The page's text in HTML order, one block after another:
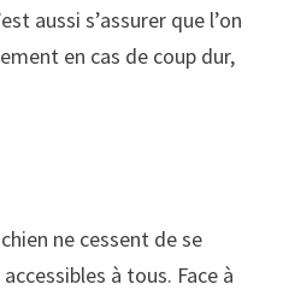
aussi s’assurer que l’on
en cas de coup dur,
ne cessent de se
à tous. Face à